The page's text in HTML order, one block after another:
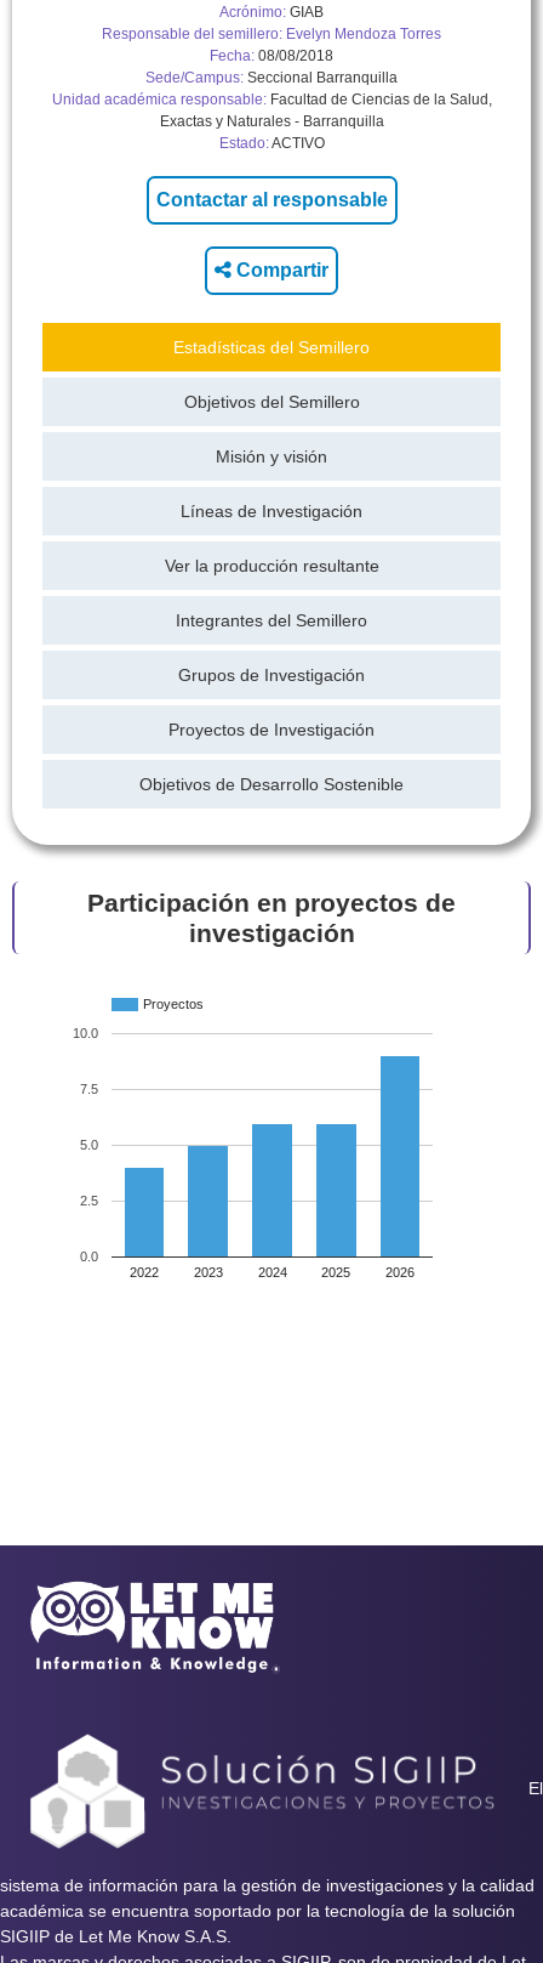
Acrónimo: GIAB
Responsable del semillero: Evelyn Mendoza Torres
Fecha: 08/08/2018
Sede/Campus: Seccional Barranquilla
Unidad académica responsable:Facultad de Ciencias de la Salud,
Exactas y Naturales - Barranquilla
Estado:ACTIVO
Compartir
Estadísticas del Semillero
Objetivos del Semillero
Misión y visión
Líneas de Investigación
Ver la producción resultante
Integrantes del Semillero
Grupos de Investigación
Proyectos de Investigación
Objetivos de Desarrollo Sostenible
Participación en proyectos de
investigación
Proyectos
2022 2023 2024 2025 2026
0.0
2.5
5.0
7.5
10.0
El
sistema de información para la gestión de investigaciones y la calidad
académica se encuentra soportado por la tecnología de la solución
SIGIIP de Let Me Know S.A.S.